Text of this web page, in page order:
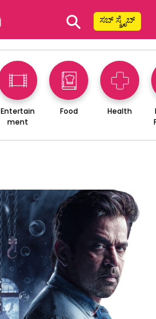
⚲ ಸಬ್ ಸ್ಕ್ರೈಬ್
Entertain
ment
Food Health